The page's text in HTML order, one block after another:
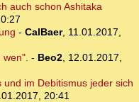
auch schon Ashitaka
- CalBaer, 11.01.2017,
wen". - Beo2, 12.01.2017,
im Debitismus jeder sich
20:41